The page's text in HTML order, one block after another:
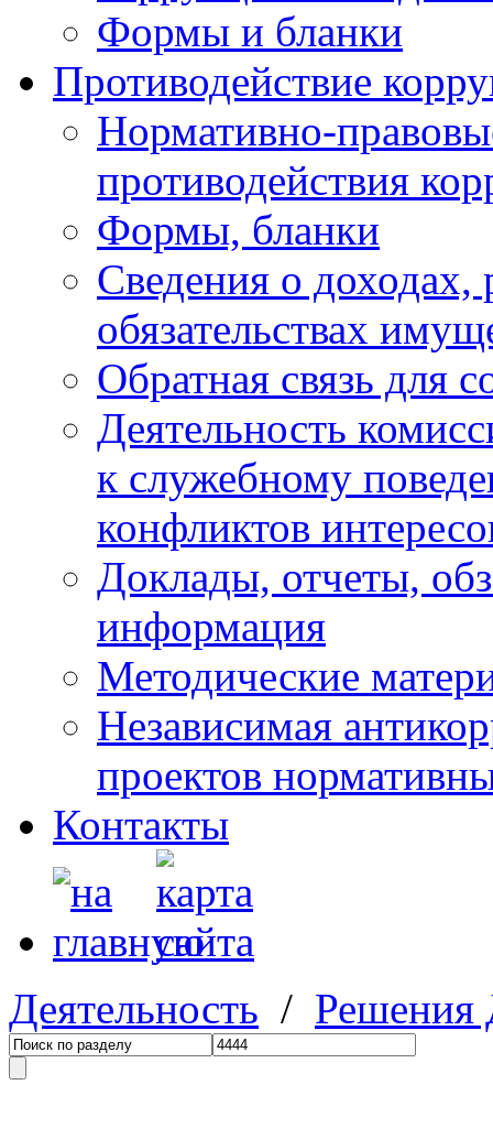
Формы и бланки
Противодействие
Нормативно-
противодействия
Формы, бланки
Сведения о доходах,
обязательствах
Обратная связь для
Деятельность
к служебному
конфликтов
Доклады, отчеты,
информация
Методические
Независимая
проектов
Контакты
Деятельность /